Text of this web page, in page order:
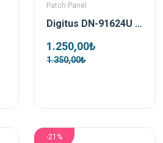
Patch Panel
Digitus DN-91624U 19inch 24 Port Cat-6 UTP Patch Panel
1.250,00₺
1.350,00₺
-21%